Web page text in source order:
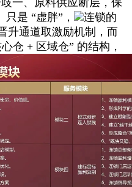
是 “虚胖”，
连锁的
升通道取激励机制，而
仓 + 区域仓” 的结构，